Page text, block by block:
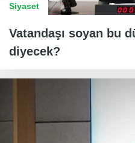
Siyaset
Vatandaşı soyan bu
diyecek?